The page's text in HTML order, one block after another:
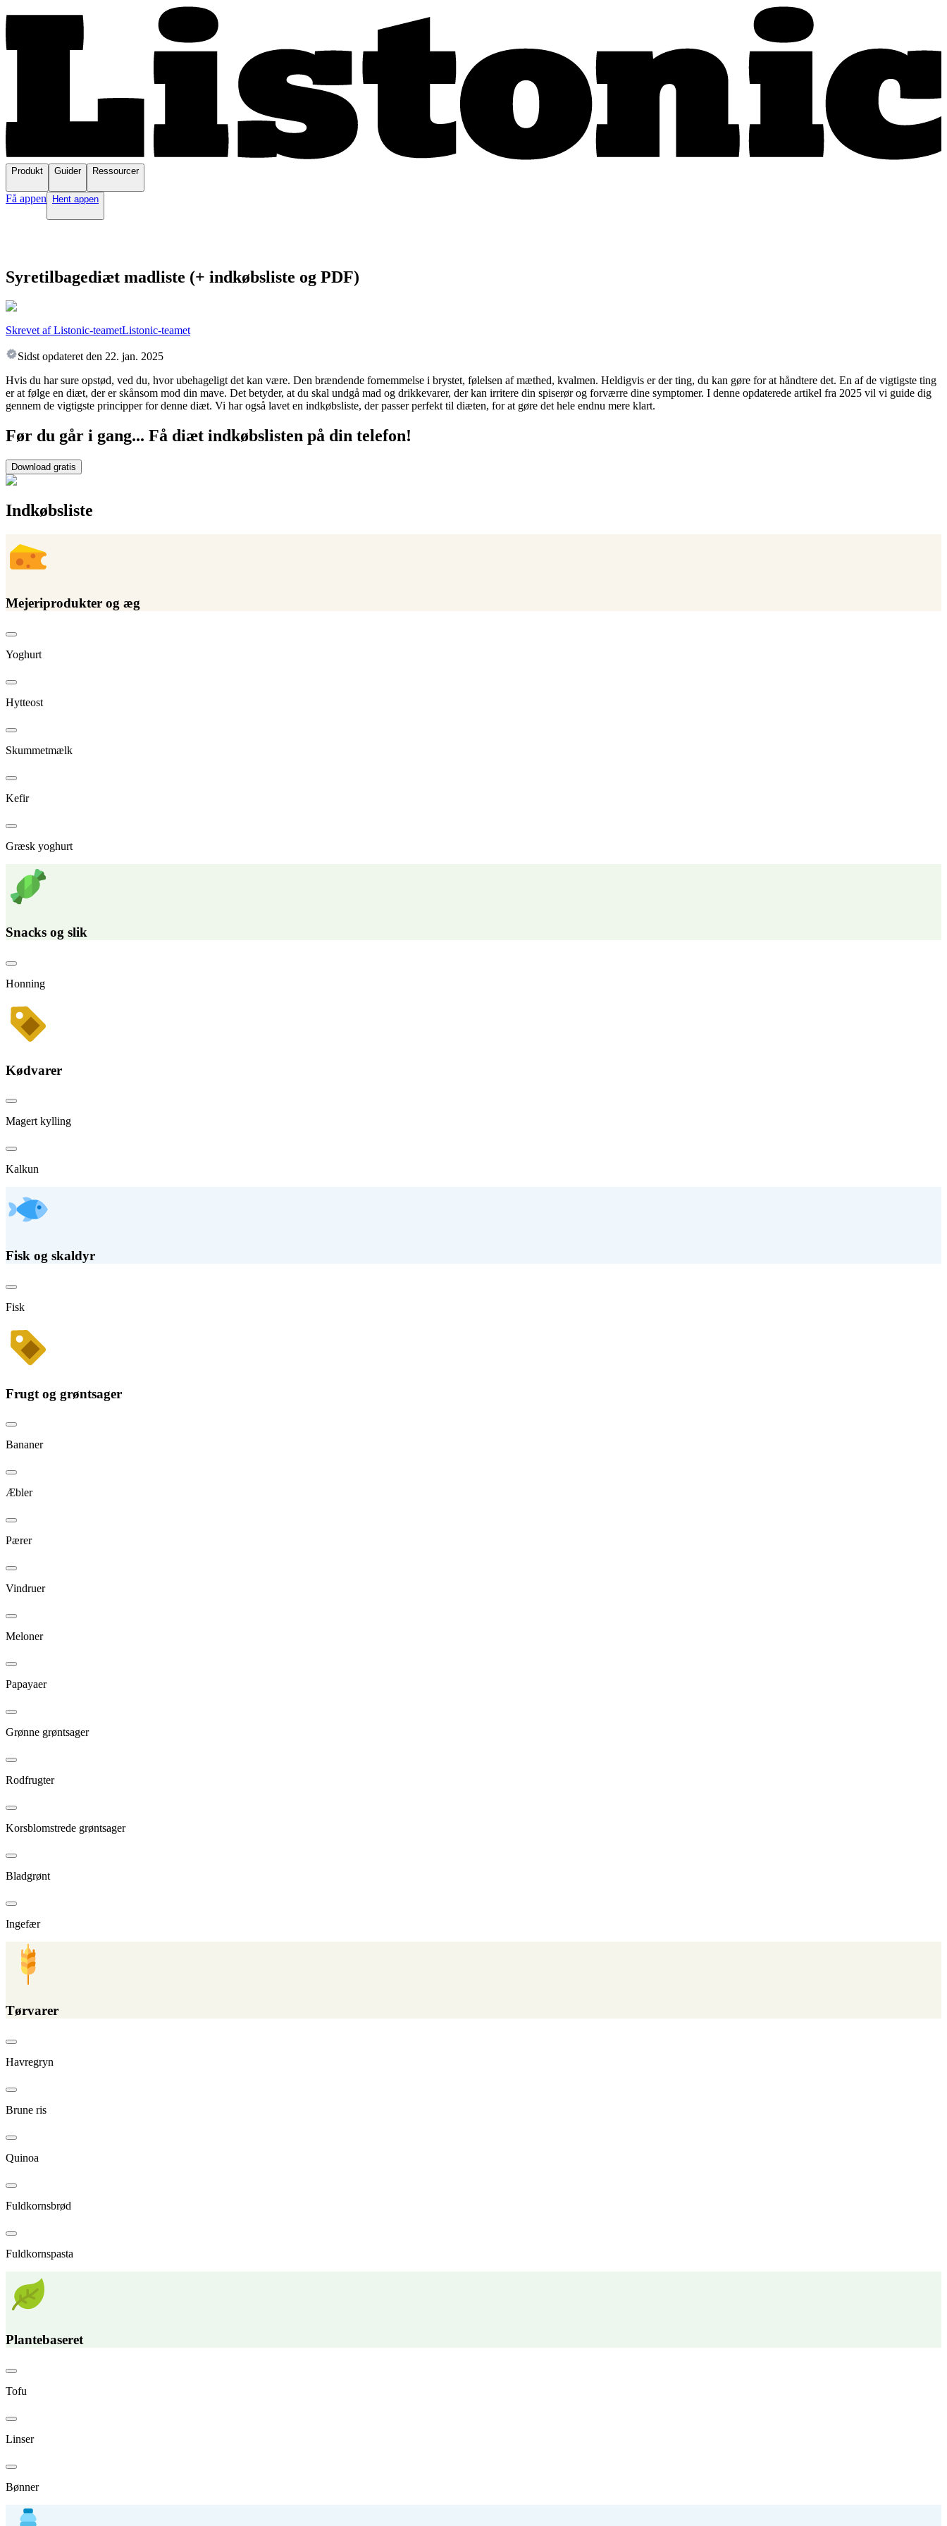
Produkt Guider Ressourcer
Få appen Hent appen
Syretilbagediæt madliste (+ indkøbsliste og PDF)
Skrevet af Listonic-teametListonic-teamet
Sidst opdateret den 22. jan. 2025
Hvis du har sure opstød, ved du, hvor ubehageligt det kan være. Den brændende fornemmelse i brystet, følelsen af mæthed, kvalmen. Heldigvis er der ting, du kan gøre for at håndtere det. En af de vigtigste ting
er at følge en diæt, der er skånsom mod din mave. Det betyder, at du skal undgå mad og drikkevarer, der kan irritere din spiserør og forværre dine symptomer. I denne opdaterede artikel fra 2025 vil vi guide dig
gennem de vigtigste principper for denne diæt. Vi har også lavet en indkøbsliste, der passer perfekt til diæten, for at gøre det hele endnu mere klart.
Før du går i gang... Få diæt indkøbslisten på din telefon!
Download gratis
Indkøbsliste
Mejeriprodukter og æg
Yoghurt
Hytteost
Skummetmælk
Kefir
Græsk yoghurt
Snacks og slik
Honning
Kødvarer
Magert kylling
Kalkun
Fisk og skaldyr
Fisk
Frugt og grøntsager
Bananer
Æbler
Pærer
Vindruer
Meloner
Papayaer
Grønne grøntsager
Rodfrugter
Korsblomstrede grøntsager
Bladgrønt
Ingefær
Tørvarer
Havregryn
Brune ris
Quinoa
Fuldkornsbrød
Fuldkornspasta
Plantebaseret
Tofu
Linser
Bønner